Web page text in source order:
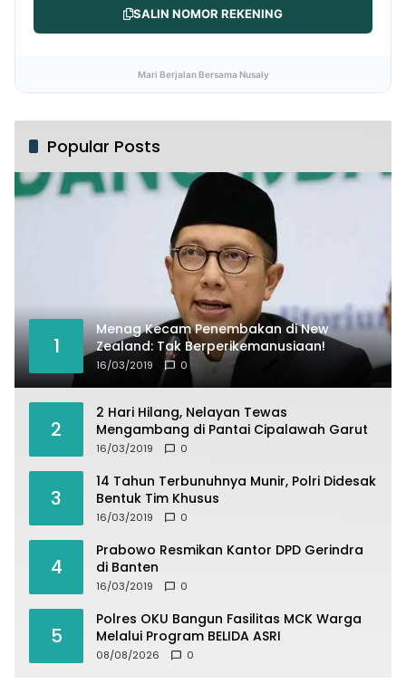
SALIN NOMOR REKENING
Mari Berjalan Bersama Nusaly
Popular Posts
1
Menag Kecam Penembakan di New
Zealand: Tak Berperikemanusiaan!
16/03/2019 0
2
2 Hari Hilang, Nelayan Tewas
Mengambang di Pantai Cipalawah Garut
16/03/2019 0
3
14 Tahun Terbunuhnya Munir, Polri Didesak
Bentuk Tim Khusus
16/03/2019 0
4
Prabowo Resmikan Kantor DPD Gerindra
di Banten
16/03/2019 0
5
Polres OKU Bangun Fasilitas MCK Warga
Melalui Program BELIDA ASRI
08/08/2026 0